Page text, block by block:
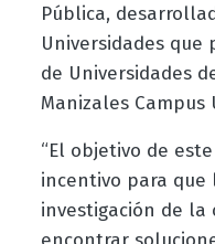
Pública,
Universidades que
de Universidades
Manizales Campus
“El objetivo de
incentivo para que
investigación de la